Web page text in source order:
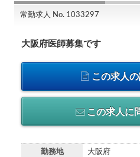
常勤求人 No. 1033297
大阪府医師募集です
この求人
この求人に
勤務地 大阪府